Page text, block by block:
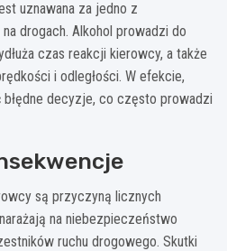
uznawana za jedno z
drogach. Alkohol prowadzi do
czas reakcji kierowcy, a także
i odległości. W efekcie,
decyzje, co często prowadzi
są przyczyną licznych
na niebezpieczeństwo
ruchu drogowego. Skutki